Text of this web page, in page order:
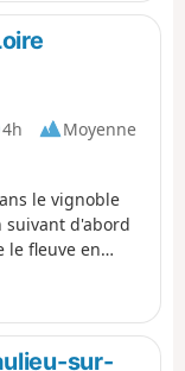
4h
Moyenne
le vignoble
suivant d'abord
le fleuve en
ce lieu si
Port Giraud, où
emprunter de
sur-